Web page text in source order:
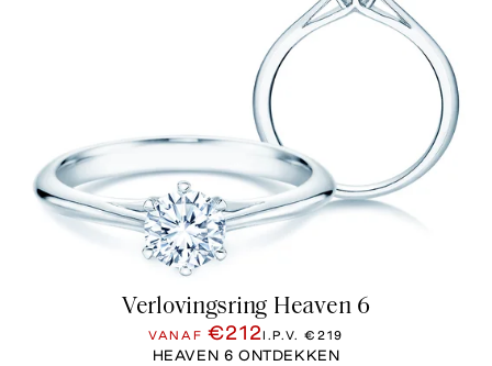
Verlovingsring Heaven 6
VANAF €212I.P.V.€219
HEAVEN 6 ONTDEKKEN